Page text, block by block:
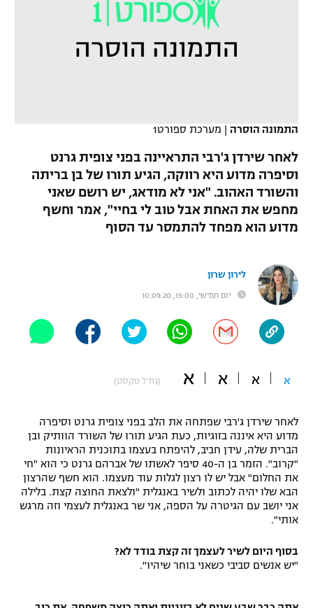
לוח שידורים
"מעל הליגה" – פודקאסט
"מחצית בשכונה" – פודקאסט
משתתפים וזוכים בפרסים
תקנון משתתפים וזוכים בפרסים
תקנון עבור פעילות אלקטרה
תקנון עבור פעילות ספורט 1 – "מרלן"
טניס
גיימינג E-Sports
תנאי שימוש
מדיניות פרטיות
הפועל תל אביב
בני יהודה
ליגה הולנדית
ליגה טורקית
ליגה סינית
ליגה ברזילאית
ליגות נוספות
מכבי תל אביב
ג'ודו
אגרוף
UFC
היאבקות WWE
אופניים
ספורט מוטורי
פוטבול אמריקאי NFL
בייסבול MLB
ספורט אתגרי ואקסטרים
אומנויות לחימה
התמונה הוסרה | מערכת ספורט1
לאחר שירדן ג'רבי התראיינה בפני צופית גרנט
וסיפרה מדוע היא רווקה, הגיע תורו של בן בריתה
והשורד האהוב. "אני לא מודאג, יש רושם שאני
מחפש את האחת אבל טוב לי בחיי", אמר וחשף
מדוע הוא מפחד להתמסר עד הסוף
לירון שרון
יום חמישי, 13:00, 10.09.20
א א א א (גודל טקסט)
לאחר שירדן ג'רבי שפתחה את הלב בפני צופית גרנט וסיפרה
מדוע היא איננה בזוגיות, כעת הגיע תורו של השורד הוותיק ובן
הברית שלה, עידן חביב, להיפתח בעצמו בתוכנית הראיונות
"קרוב". הזמר בן ה-40 סיפר לאשתו של אברהם גרנט כי הוא "חי
את החלום" אבל יש לו רצון לגלות עוד מעצמו. הוא חשף שהרצון
הבא שלו יהיה לכתוב ולשיר באנגלית "ולצאת החוצה קצת. בלילה
אני יושב עם הגיטרה על הספה, אני שר באנגלית לעצמי וזה מרגש
אותי".
בסוף היום לשיר לעצמך זה קצת בודד לא?
"יש אנשים סביבי כשאני בוחר שיהיו".